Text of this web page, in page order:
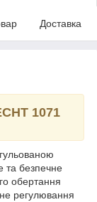
Доставка
1071
та безпечне
обертання
регулювання